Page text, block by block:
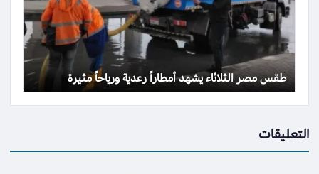
طقس مصر الثلاثاء يشهد أمطاراً رعدية ورياحاً مثيرة
التعليقات